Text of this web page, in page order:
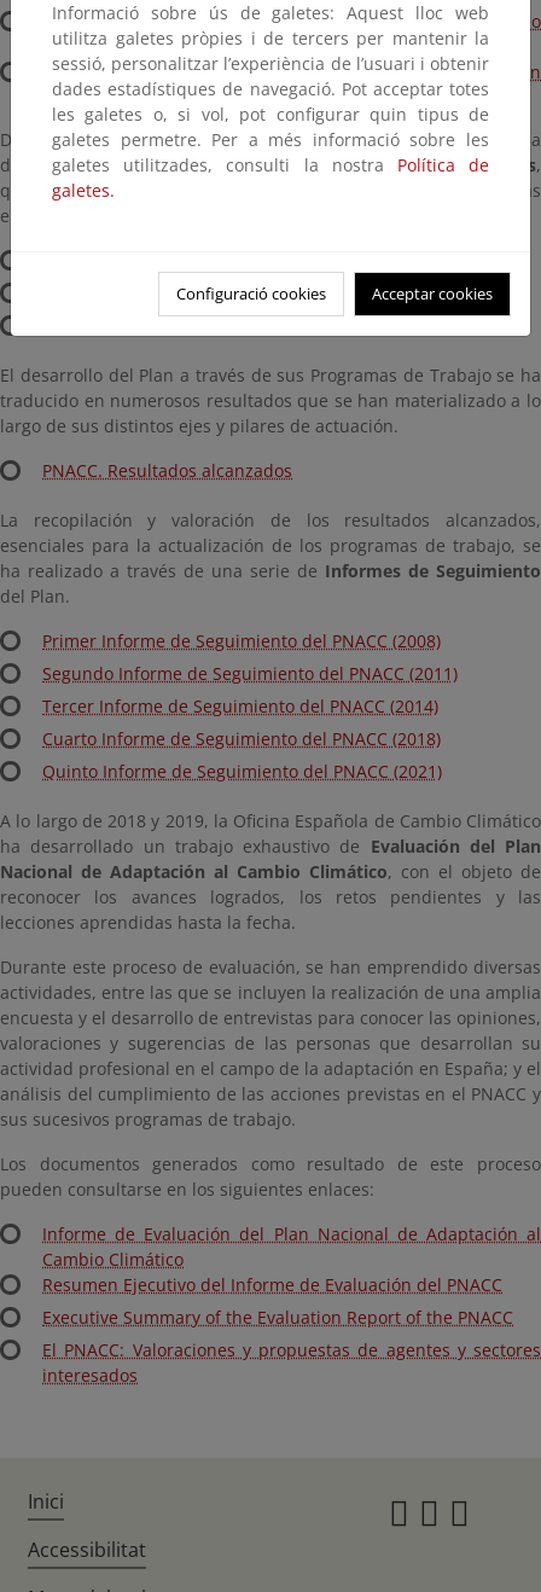
Documento del Plan Nacional de Adaptación al Cambio
Climático (PNACC-1)
The Spanish National Climate Change Adaptation Plan
(PNACC-1)
Desde su aprobación hasta el año 2020, el PNACC se ha
desarrollado a través de tresProgramas de Trabajo sucesivos,
que han permitido priorizar y estructurar las acciones definidas
en el mismo.
Segundo Programa de Trabajo del PNACC-1 (2009)
El desarrollo del Plan a través de sus Programas de Trabajo se ha
traducido en numerosos resultados que se han materializado a lo
largo de sus distintos ejes y pilares de actuación.
PNACC. Resultados alcanzados
La recopilación y valoración de los resultados alcanzados,
esenciales para la actualización de los programas de trabajo, se
ha realizado a través de una serie de Informes de Seguimiento
del Plan.
Primer Informe de Seguimiento del PNACC (2008)
Segundo Informe de Seguimiento del PNACC (2011)
Tercer Informe de Seguimiento del PNACC (2014)
Cuarto Informe de Seguimiento del PNACC (2018)
Quinto Informe de Seguimiento del PNACC (2021)
A lo largo de 2018 y 2019, la Oficina Española de Cambio Climático
ha desarrollado un trabajo exhaustivo de Evaluación del Plan
Nacional de Adaptación al Cambio Climático, con el objeto de
reconocer los avances logrados, los retos pendientes y las
lecciones aprendidas hasta la fecha.
Durante este proceso de evaluación, se han emprendido diversas
actividades, entre las que se incluyen la realización de una amplia
encuesta y el desarrollo de entrevistas para conocer las opiniones,
valoraciones y sugerencias de las personas que desarrollan su
actividad profesional en el campo de la adaptación en España; y el
análisis del cumplimiento de las acciones previstas en el PNACC y
sus sucesivos programas de trabajo.
Los documentos generados como resultado de este proceso
pueden consultarse en los siguientes enlaces:
Informe de Evaluación del Plan Nacional de Adaptación al
Cambio Climático
Resumen Ejecutivo del Informe de Evaluación del PNACC
Executive Summary of the Evaluation Report of the PNACC
El PNACC: Valoraciones y propuestas de agentes y sectores
interesados
Informació sobre ús de galetes: Aquest lloc web
utilitza galetes pròpies i de tercers per mantenir la
sessió, personalitzar l’experiència de l’usuari i obtenir
dades estadístiques de navegació. Pot acceptar totes
les galetes o, si vol, pot configurar quin tipus de
galetes permetre. Per a més informació sobre les
galetes utilitzades, consulti la nostra Política de
galetes.
Configuració cookies Acceptar cookies
Inici
Accessibilitat